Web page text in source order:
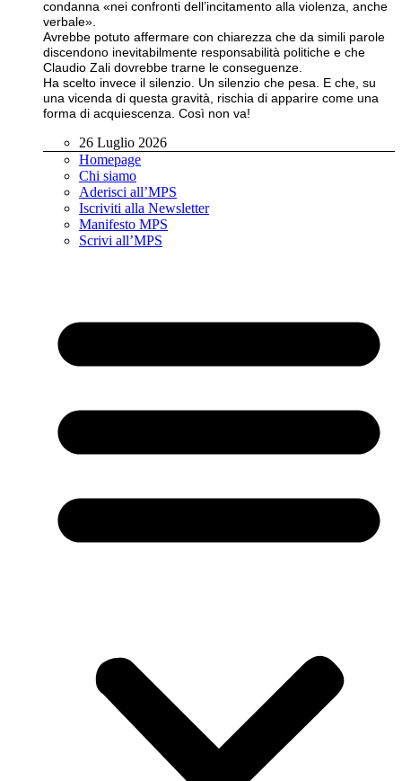
condanna «nei confronti dell’incitamento alla violenza, anche
verbale».
Avrebbe potuto affermare con chiarezza che da simili parole
discendono inevitabilmente responsabilità politiche e che
Claudio Zali dovrebbe trarne le conseguenze.
Ha scelto invece il silenzio. Un silenzio che pesa. E che, su
una vicenda di questa gravità, rischia di apparire come una
forma di acquiescenza. Così non va!
26 Luglio 2026
Homepage
Chi siamo
Aderisci all’MPS
Iscriviti alla Newsletter
Manifesto MPS
Scrivi all’MPS